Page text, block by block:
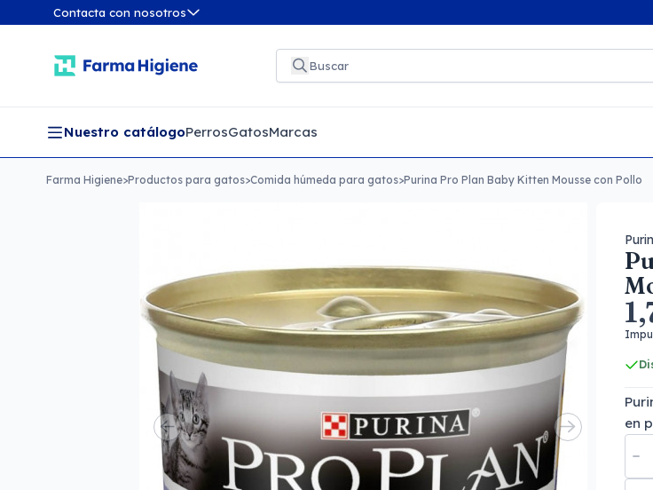
Contacta con nosotros
Nuestro catálogoPerrosGatosMarcas
Farma Higiene>Productos para gatos>Comida húmeda para gatos>Purina Pro Plan Baby Kitten Mousse con Pollo
en